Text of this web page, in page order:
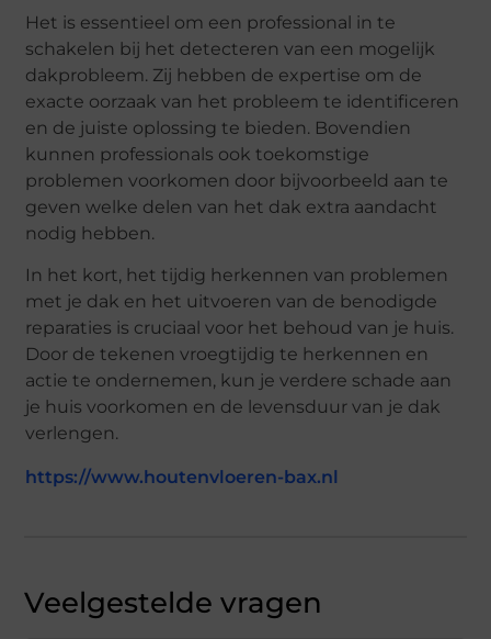
Het is essentieel om een professional in te
schakelen bij het detecteren van een mogelijk
dakprobleem. Zij hebben de expertise om de
exacte oorzaak van het probleem te identificeren
en de juiste oplossing te bieden. Bovendien
kunnen professionals ook toekomstige
problemen voorkomen door bijvoorbeeld aan te
geven welke delen van het dak extra aandacht
nodig hebben.
In het kort, het tijdig herkennen van problemen
met je dak en het uitvoeren van de benodigde
reparaties is cruciaal voor het behoud van je huis.
Door de tekenen vroegtijdig te herkennen en
actie te ondernemen, kun je verdere schade aan
je huis voorkomen en de levensduur van je dak
verlengen.
https://www.houtenvloeren-bax.nl
Veelgestelde vragen